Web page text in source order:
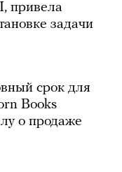
привела
задачи
срок для
Books
о продаже